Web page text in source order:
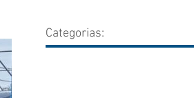
Categorias: